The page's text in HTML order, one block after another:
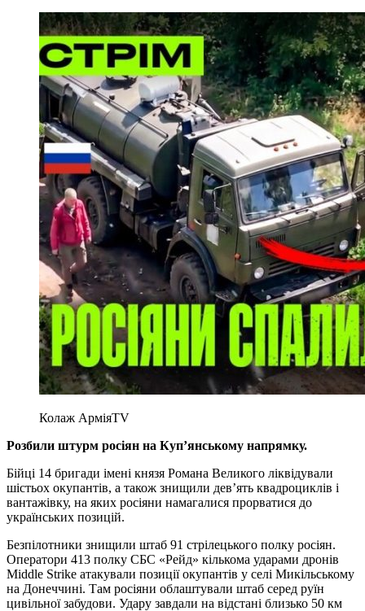
Колаж АрміяTV
Розбили штурм росіян на Куп’янському напрямку.
Бійці 14 бригади імені князя Романа Великого ліквідували
шістьох окупантів, а також знищили дев’ять квадроциклів і
вантажівку, на яких росіяни намагалися прорватися до
українських позицій.
Безпілотники знищили штаб 91 стрілецького полку росіян.
Оператори 413 полку СБС «Рейд» кількома ударами дронів
Middle Strike атакували позиції окупантів у селі Микільському
на Донеччині. Там росіяни облаштували штаб серед руїн
цивільної забудови. Удару завдали на відстані близько 50 км